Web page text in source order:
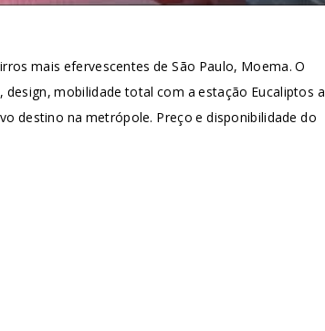
mais efervescentes de São Paulo, Moema. O
mobilidade total com a estação Eucaliptos a
destino na metrópole. Preço e disponibilidade do